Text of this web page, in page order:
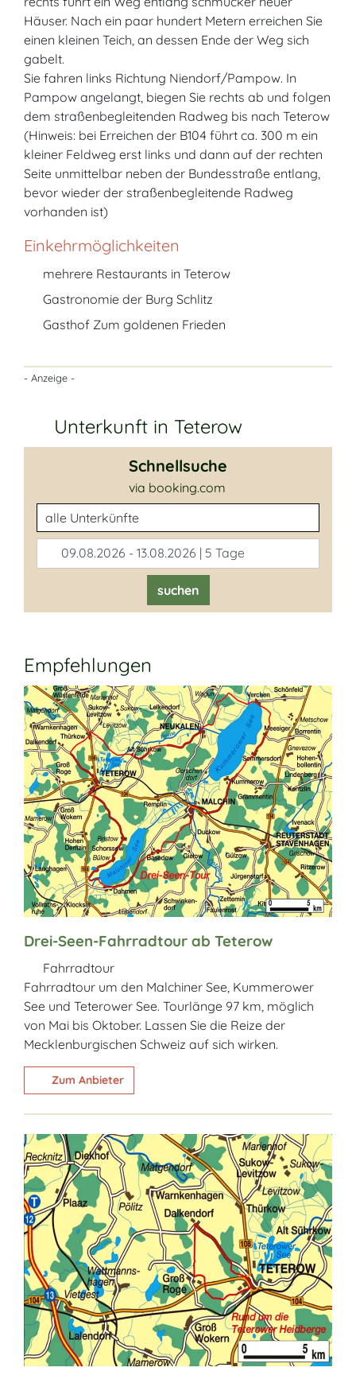
Häuser. Nach ein paar hundert Metern erreichen Sie
einen kleinen Teich, an dessen Ende der Weg sich
gabelt.
Sie fahren links Richtung Niendorf/Pampow. In
Pampow angelangt, biegen Sie rechts ab und folgen
dem straßenbegleitenden Radweg bis nach Teterow
(Hinweis: bei Erreichen der B104 führt ca. 300 m ein
kleiner Feldweg erst links und dann auf der rechten
Seite unmittelbar neben der Bundesstraße entlang,
bevor wieder der straßenbegleitende Radweg
vorhanden ist)
Einkehrmöglichkeiten
mehrere Restaurants in Teterow
Gastronomie der Burg Schlitz
Gasthof Zum goldenen Frieden
- Anzeige -
Unterkunft in Teterow
Schnellsuche
via booking.com
Unterkunftsart
09.08.2026 - 13.08.2026 | 5 Tage
suchen
Empfehlungen
Drei-Seen-Fahrradtour ab Teterow
Fahrradtour
Fahrradtour um den Malchiner See, Kummerower
See und Teterower See. Tourlänge 97 km, möglich
von Mai bis Oktober. Lassen Sie die Reize der
Mecklenburgischen Schweiz auf sich wirken.
Zum Anbieter